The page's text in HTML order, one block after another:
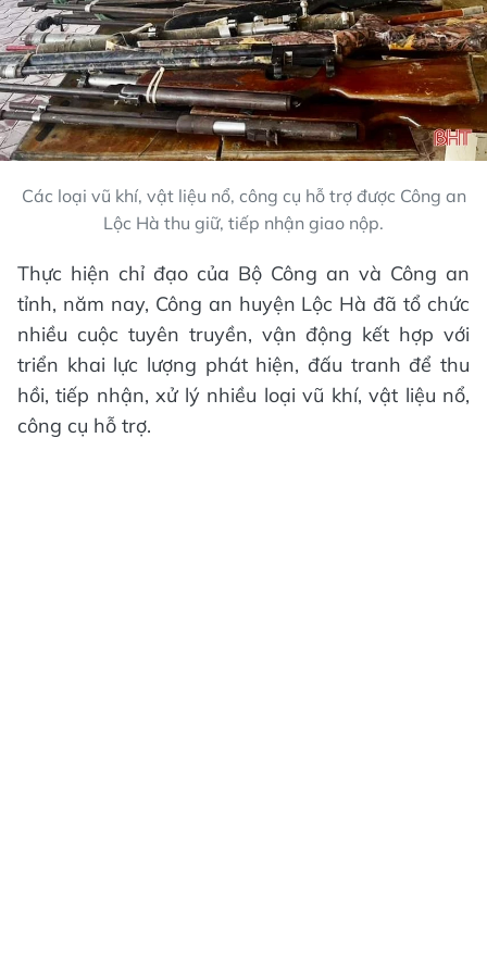
Các loại vũ khí, vật liệu nổ, công cụ hỗ trợ được Công an
Lộc Hà thu giữ, tiếp nhận giao nộp.
Thực hiện chỉ đạo của Bộ Công an và Công an
tỉnh, năm nay, Công an huyện Lộc Hà đã tổ chức
nhiều cuộc tuyên truyền, vận động kết hợp với
triển khai lực lượng phát hiện, đấu tranh để thu
hồi, tiếp nhận, xử lý nhiều loại vũ khí, vật liệu nổ,
công cụ hỗ trợ.